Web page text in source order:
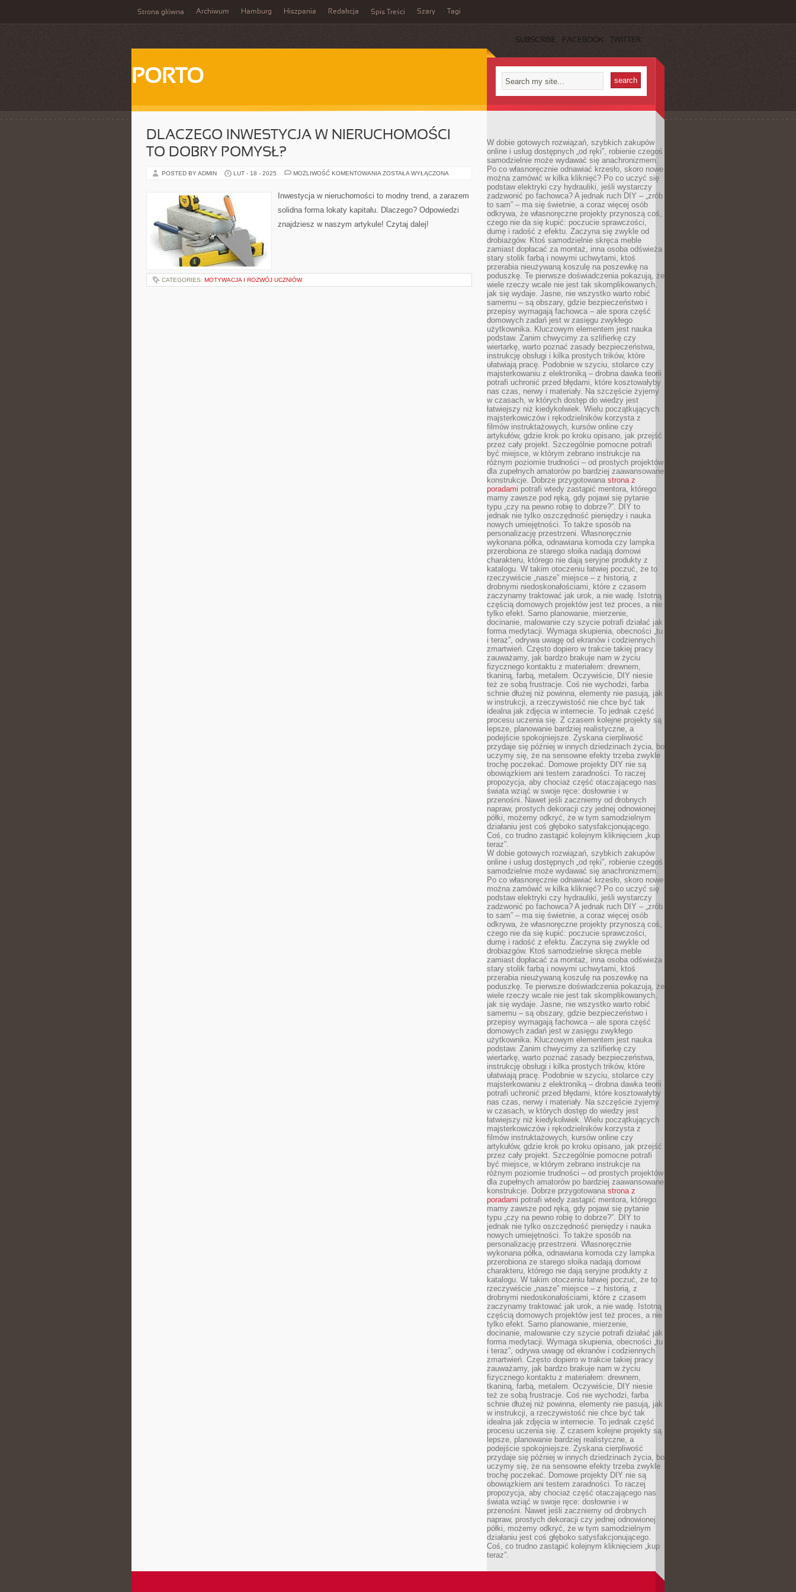
Strona główna Archiwum Hamburg Hiszpania Redakcja Spis Treści Szary Tagi
SUBSCRIBE FACEBOOK TWITTER
PORTO
DLACZEGO INWESTYCJA W NIERUCHOMOŚCI
TO DOBRY POMYSŁ?
POSTED BY ADMIN LUT - 18 - 2025 MOŻLIWOŚĆ KOMENTOWANIA DLACZEGO
NIERUCHOMOŚCI
TO
POMYSŁ?
ZOSTAŁA WYŁĄCZONA
Inwestycja w nieruchomości to modny trend, a zarazem
solidna forma lokaty kapitału. Dlaczego? Odpowiedzi
znajdziesz w naszym artykule! Czytaj dalej!
CATEGORIES: MOTYWACJA I ROZWÓJ UCZNIÓW
W dobie gotowych rozwiązań, szybkich zakupów
online i usług dostępnych „od ręki”, robienie czegoś
samodzielnie może wydawać się anachronizmem.
Po co własnoręcznie odnawiać krzesło, skoro nowe
można zamówić w kilka kliknięć? Po co uczyć się
podstaw elektryki czy hydrauliki, jeśli wystarczy
zadzwonić po fachowca? A jednak ruch DIY – „zrób
to sam” – ma się świetnie, a coraz więcej osób
odkrywa, że własnoręczne projekty przynoszą coś,
czego nie da się kupić: poczucie sprawczości,
dumę i radość z efektu. Zaczyna się zwykle od
drobiazgów. Ktoś samodzielnie skręca meble
zamiast dopłacać za montaż, inna osoba odświeża
stary stolik farbą i nowymi uchwytami, ktoś
przerabia nieużywaną koszulę na poszewkę na
poduszkę. Te pierwsze doświadczenia pokazują, że
wiele rzeczy wcale nie jest tak skomplikowanych,
jak się wydaje. Jasne, nie wszystko warto robić
samemu – są obszary, gdzie bezpieczeństwo i
przepisy wymagają fachowca – ale spora część
domowych zadań jest w zasięgu zwykłego
użytkownika. Kluczowym elementem jest nauka
podstaw. Zanim chwycimy za szlifierkę czy
wiertarkę, warto poznać zasady bezpieczeństwa,
instrukcję obsługi i kilka prostych trików, które
ułatwiają pracę. Podobnie w szyciu, stolarce czy
majsterkowaniu z elektroniką – drobna dawka teorii
potrafi uchronić przed błędami, które kosztowałyby
nas czas, nerwy i materiały. Na szczęście żyjemy
w czasach, w których dostęp do wiedzy jest
łatwiejszy niż kiedykolwiek. Wielu początkujących
majsterkowiczów i rękodzielników korzysta z
filmów instruktażowych, kursów online czy
artykułów, gdzie krok po kroku opisano, jak przejść
przez cały projekt. Szczególnie pomocne potrafi
być miejsce, w którym zebrano instrukcje na
różnym poziomie trudności – od prostych projektów
dla zupełnych amatorów po bardziej zaawansowane
konstrukcje. Dobrze przygotowana strona z
poradami potrafi wtedy zastąpić mentora, którego
mamy zawsze pod ręką, gdy pojawi się pytanie
typu „czy na pewno robię to dobrze?”. DIY to
jednak nie tylko oszczędność pieniędzy i nauka
nowych umiejętności. To także sposób na
personalizację przestrzeni. Własnoręcznie
wykonana półka, odnawiana komoda czy lampka
przerobiona ze starego słoika nadają domowi
charakteru, którego nie dają seryjne produkty z
katalogu. W takim otoczeniu łatwiej poczuć, że to
rzeczywiście „nasze” miejsce – z historią, z
drobnymi niedoskonałościami, które z czasem
zaczynamy traktować jak urok, a nie wadę. Istotną
częścią domowych projektów jest też proces, a nie
tylko efekt. Samo planowanie, mierzenie,
docinanie, malowanie czy szycie potrafi działać jak
forma medytacji. Wymaga skupienia, obecności „tu
i teraz”, odrywa uwagę od ekranów i codziennych
zmartwień. Często dopiero w trakcie takiej pracy
zauważamy, jak bardzo brakuje nam w życiu
fizycznego kontaktu z materiałem: drewnem,
tkaniną, farbą, metalem. Oczywiście, DIY niesie
też ze sobą frustracje. Coś nie wychodzi, farba
schnie dłużej niż powinna, elementy nie pasują, jak
w instrukcji, a rzeczywistość nie chce być tak
idealna jak zdjęcia w internecie. To jednak część
procesu uczenia się. Z czasem kolejne projekty są
lepsze, planowanie bardziej realistyczne, a
podejście spokojniejsze. Zyskana cierpliwość
przydaje się później w innych dziedzinach życia, bo
uczymy się, że na sensowne efekty trzeba zwykle
trochę poczekać. Domowe projekty DIY nie są
obowiązkiem ani testem zaradności. To raczej
propozycja, aby chociaż część otaczającego nas
świata wziąć w swoje ręce: dosłownie i w
przenośni. Nawet jeśli zaczniemy od drobnych
napraw, prostych dekoracji czy jednej odnowionej
półki, możemy odkryć, że w tym samodzielnym
działaniu jest coś głęboko satysfakcjonującego.
Coś, co trudno zastąpić kolejnym kliknięciem „kup
teraz”.
W dobie gotowych rozwiązań, szybkich zakupów
online i usług dostępnych „od ręki”, robienie czegoś
samodzielnie może wydawać się anachronizmem.
Po co własnoręcznie odnawiać krzesło, skoro nowe
można zamówić w kilka kliknięć? Po co uczyć się
podstaw elektryki czy hydrauliki, jeśli wystarczy
zadzwonić po fachowca? A jednak ruch DIY – „zrób
to sam” – ma się świetnie, a coraz więcej osób
odkrywa, że własnoręczne projekty przynoszą coś,
czego nie da się kupić: poczucie sprawczości,
dumę i radość z efektu. Zaczyna się zwykle od
drobiazgów. Ktoś samodzielnie skręca meble
zamiast dopłacać za montaż, inna osoba odświeża
stary stolik farbą i nowymi uchwytami, ktoś
przerabia nieużywaną koszulę na poszewkę na
poduszkę. Te pierwsze doświadczenia pokazują, że
wiele rzeczy wcale nie jest tak skomplikowanych,
jak się wydaje. Jasne, nie wszystko warto robić
samemu – są obszary, gdzie bezpieczeństwo i
przepisy wymagają fachowca – ale spora część
domowych zadań jest w zasięgu zwykłego
użytkownika. Kluczowym elementem jest nauka
podstaw. Zanim chwycimy za szlifierkę czy
wiertarkę, warto poznać zasady bezpieczeństwa,
instrukcję obsługi i kilka prostych trików, które
ułatwiają pracę. Podobnie w szyciu, stolarce czy
majsterkowaniu z elektroniką – drobna dawka teorii
potrafi uchronić przed błędami, które kosztowałyby
nas czas, nerwy i materiały. Na szczęście żyjemy
w czasach, w których dostęp do wiedzy jest
łatwiejszy niż kiedykolwiek. Wielu początkujących
majsterkowiczów i rękodzielników korzysta z
filmów instruktażowych, kursów online czy
artykułów, gdzie krok po kroku opisano, jak przejść
przez cały projekt. Szczególnie pomocne potrafi
być miejsce, w którym zebrano instrukcje na
różnym poziomie trudności – od prostych projektów
dla zupełnych amatorów po bardziej zaawansowane
konstrukcje. Dobrze przygotowana strona z
poradami potrafi wtedy zastąpić mentora, którego
mamy zawsze pod ręką, gdy pojawi się pytanie
typu „czy na pewno robię to dobrze?”. DIY to
jednak nie tylko oszczędność pieniędzy i nauka
nowych umiejętności. To także sposób na
personalizację przestrzeni. Własnoręcznie
wykonana półka, odnawiana komoda czy lampka
przerobiona ze starego słoika nadają domowi
charakteru, którego nie dają seryjne produkty z
katalogu. W takim otoczeniu łatwiej poczuć, że to
rzeczywiście „nasze” miejsce – z historią, z
drobnymi niedoskonałościami, które z czasem
zaczynamy traktować jak urok, a nie wadę. Istotną
częścią domowych projektów jest też proces, a nie
tylko efekt. Samo planowanie, mierzenie,
docinanie, malowanie czy szycie potrafi działać jak
forma medytacji. Wymaga skupienia, obecności „tu
i teraz”, odrywa uwagę od ekranów i codziennych
zmartwień. Często dopiero w trakcie takiej pracy
zauważamy, jak bardzo brakuje nam w życiu
fizycznego kontaktu z materiałem: drewnem,
tkaniną, farbą, metalem. Oczywiście, DIY niesie
też ze sobą frustracje. Coś nie wychodzi, farba
schnie dłużej niż powinna, elementy nie pasują, jak
w instrukcji, a rzeczywistość nie chce być tak
idealna jak zdjęcia w internecie. To jednak część
procesu uczenia się. Z czasem kolejne projekty są
lepsze, planowanie bardziej realistyczne, a
podejście spokojniejsze. Zyskana cierpliwość
przydaje się później w innych dziedzinach życia, bo
uczymy się, że na sensowne efekty trzeba zwykle
trochę poczekać. Domowe projekty DIY nie są
obowiązkiem ani testem zaradności. To raczej
propozycja, aby chociaż część otaczającego nas
świata wziąć w swoje ręce: dosłownie i w
przenośni. Nawet jeśli zaczniemy od drobnych
napraw, prostych dekoracji czy jednej odnowionej
półki, możemy odkryć, że w tym samodzielnym
działaniu jest coś głęboko satysfakcjonującego.
Coś, co trudno zastąpić kolejnym kliknięciem „kup
teraz”.